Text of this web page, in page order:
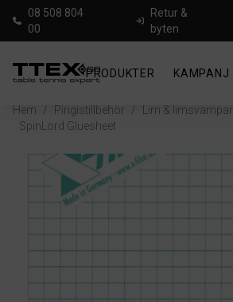
08 508 804
00
Retur &
byten
PRODUKTER KAMPANJ
Hem / Pingistillbehör / Lim & limsvampar
SpinLord Gluesheet